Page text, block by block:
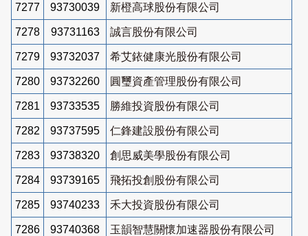
7277 93730039 新橙高球股份有限公司
7278 93731163 誠言股份有限公司
7279 93732037 希艾銥健康光股份有限公司
7280 93732260 圓璽資產管理股份有限公司
7281 93733535 勝維投資股份有限公司
7282 93737595 仁鋒建設股份有限公司
7283 93738320 創思威美學股份有限公司
7284 93739165 飛拓投創股份有限公司
7285 93740233 禾大投資股份有限公司
7286 93740368 玉韻智慧關懷加速器股份有限公司